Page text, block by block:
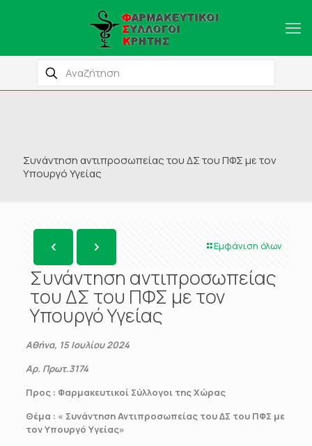
Συνάντηση αντιπροσωπείας του ΔΣ του ΠΦΣ με τον
Υπουργό Υγείας
Εμφάνιση όλων
Συνάντηση αντιπροσωπείας
του ΔΣ του ΠΦΣ με τον
Υπουργό Υγείας
Αθήνα, 15 Ιουλίου 2024
Αρ. Πρωτ.3174
Προς : Φαρμακευτικοί Σύλλογοι της Χώρας
Θέμα : « Συνάντηση Αντιπροσωπείας του ΔΣ του ΠΦΣ με
τον Υπουργό Υγείας»